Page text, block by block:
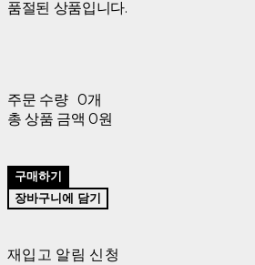
품절된 상품입니다.
주문 수량 0개
총 상품 금액 0원
구매하기
장바구니에 담기
재입고 알림 신청